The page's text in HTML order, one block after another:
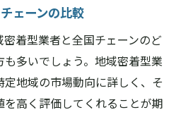
ェーンの比較
着型業者と全国チェーンのど
多いでしょう。地域密着型業
地域の市場動向に詳しく、そ
高く評価してくれることが期